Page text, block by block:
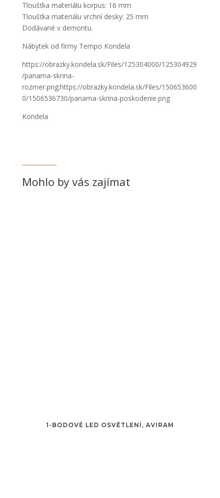
Tloušťka materiálu korpus: 16 mm
Tloušťka materiálu vrchní desky: 25 mm
Dodávané v demontu.
Nábytek od firmy Tempo Kondela
https://obrazky.kondela.sk/Files/125304000/125304929
/panama-skrina-
rozmer.png;https://obrazky.kondela.sk/Files/150653600
0/1506536730/panama-skrina-poskodenie.png
Kondela
Mohlo by vás zajímat
1-BODOVÉ LED OSVĚTLENÍ, AVIRAM